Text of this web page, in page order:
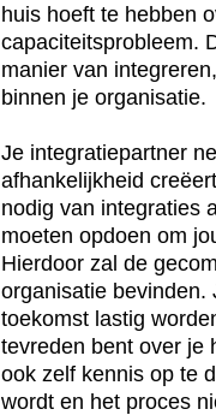
huis hoeft te hebben
capaciteitsprobleem.
manier van
binnen je organisatie.
Je integratiepartner
afhankelijkheid
nodig van integraties
moeten opdoen om
Hierdoor zal de
organisatie bevinden.
toekomst lastig
tevreden bent over je
ook zelf kennis op te
wordt en het proces